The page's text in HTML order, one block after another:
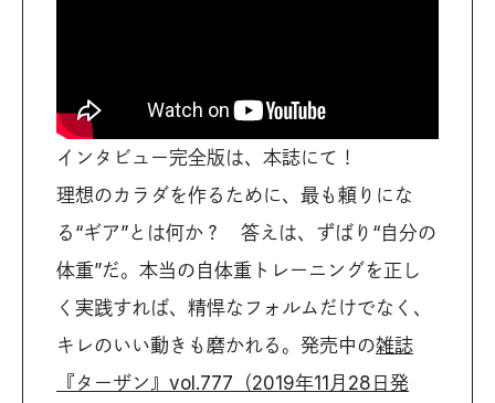
インタビュー完全版は、本誌にて！
理想のカラダを作るために、最も頼りにな
る“ギア”とは何か？ 答えは、ずばり“自分の
体重”だ。本当の自体重トレーニングを正し
く実践すれば、精悍なフォルムだけでなく、
キレのいい動きも磨かれる。発売中の雑誌
『ターザン』vol.777（2019年11月28日発